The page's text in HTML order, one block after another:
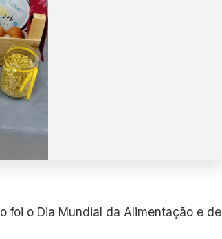
foi o Dia Mundial da Alimentação e de